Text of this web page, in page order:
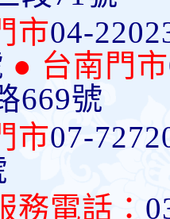
市04-
● 台南門市
669號
市07-
務電話：